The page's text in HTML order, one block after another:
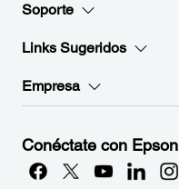
Soporte
Links Sugeridos
Empresa
Conéctate con Epson